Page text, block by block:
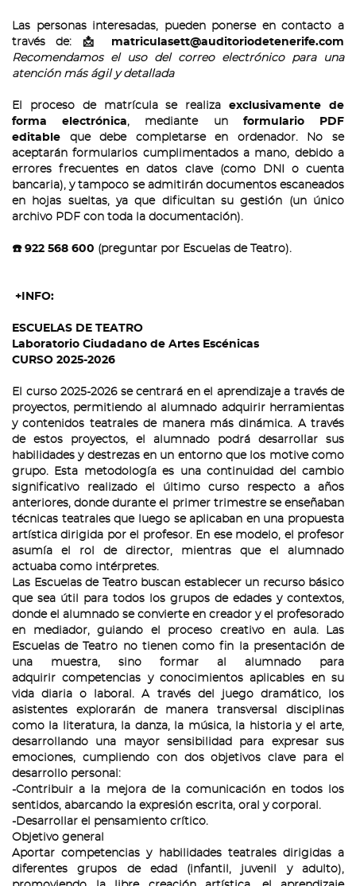
Las personas interesadas, pueden ponerse en contacto a
través de: 📩 matriculasett@auditoriodetenerife.com
Recomendamos el uso del correo electrónico para una
atención más ágil y detallada
El proceso de matrícula se realizaexclusivamente de
forma electrónica, mediante un formulario PDF
editable que debe completarse en ordenador. No se
aceptarán formularios cumplimentados a mano, debido a
errores frecuentes en datos clave (como DNI o cuenta
bancaria), y tampoco se admitirán documentos escaneados
en hojas sueltas, ya que dificultan su gestión (un único
archivo PDF con toda la documentación).
☎️ 922 568 600 (preguntar por Escuelas de Teatro).
+INFO:
ESCUELAS DE TEATRO
Laboratorio Ciudadano de Artes Escénicas
CURSO 2025-2026
El curso 2025-2026 se centrará en el aprendizaje a través de
proyectos, permitiendo al alumnado adquirir herramientas
y contenidos teatrales de manera más dinámica. A través
de estos proyectos, el alumnado podrá desarrollar sus
habilidades y destrezas en un entorno que los motive como
grupo. Esta metodología es una continuidad del cambio
significativo realizado el último curso respecto a años
anteriores, donde durante el primer trimestre se enseñaban
técnicas teatrales que luego se aplicaban en una propuesta
artística dirigida por el profesor. En ese modelo, el profesor
asumía el rol de director, mientras que el alumnado
actuaba como intérpretes.
Las Escuelas de Teatro buscan establecer un recurso básico
que sea útil para todos los grupos de edades y contextos,
donde el alumnado se convierte en creador y el profesorado
en mediador, guiando el proceso creativo en aula. Las
Escuelas de Teatro no tienen como fin la presentación de
una muestra, sino formar al alumnado para
adquirir competencias y conocimientos aplicables en su
vida diaria o laboral. A través del juego dramático, los
asistentes explorarán de manera transversal disciplinas
como la literatura, la danza, la música, la historia y el arte,
desarrollando una mayor sensibilidad para expresar sus
emociones, cumpliendo con dos objetivos clave para el
desarrollo personal:
-Contribuir a la mejora de la comunicación en todos los
sentidos, abarcando la expresión escrita, oral y corporal.
-Desarrollar el pensamiento crítico.
Objetivo general
Aportar competencias y habilidades teatrales dirigidas a
diferentes grupos de edad (infantil, juvenil y adulto),